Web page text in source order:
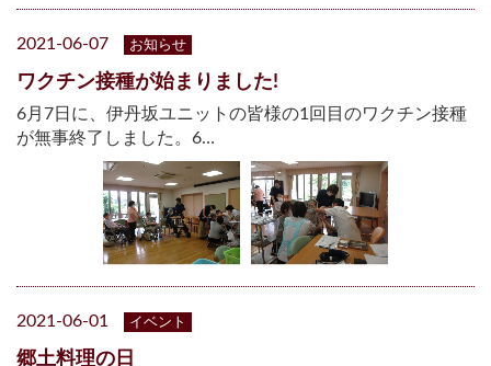
2021-06-07 お知らせ
ワクチン接種が始まりました!
6月7日に、伊丹坂ユニットの皆様の1回目のワクチン接種
が無事終了しました。6…
2021-06-01 イベント
郷土料理の日